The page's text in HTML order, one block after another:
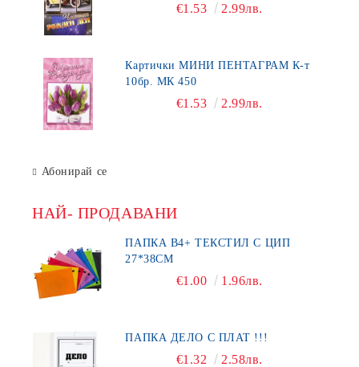
€1.53 2.99лв.
Картички МИНИ ПЕНТАГРАМ К-т
10бр. МК 450
€1.53 2.99лв.
Абонирай се
НАЙ- ПРОДАВАНИ
ПАПКА В4+ ТЕКСТИЛ С ЦИП
27*38СМ
€1.00 1.96лв.
ПАПКА ДЕЛО С ПЛАТ !!!
€1.32 2.58лв.